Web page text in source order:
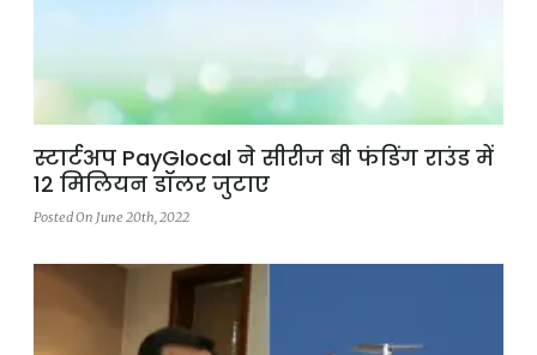
स्टार्टअप PayGlocal ने सीरीज बी फंडिंग राउंड में
12 मिलियन डॉलर जुटाए
Posted On June 20th, 2022